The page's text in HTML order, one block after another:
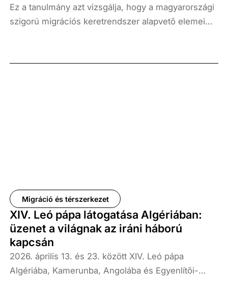
Ez a tanulmány azt vizsgálja, hogy a magyarországi
szigorú migrációs keretrendszer alapvető elemei
hogy a politikai spektrum különböző pontjain álló
Migráció és térszerkezet
XIV. Leó pápa látogatása Algériában:
üzenet a világnak az iráni háború
kapcsán
2026. április 13. és 23. között XIV. Leó pápa
Algériába, Kamerunba, Angolába és Egyenlítői-